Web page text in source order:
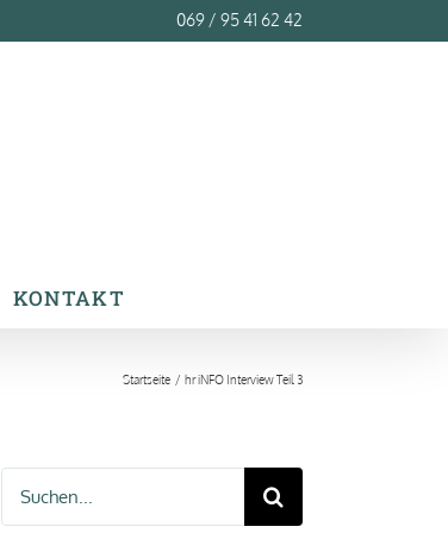
069 / 95 41 62 42
KONTAKT
Startseite hr iNFO Interview Teil 3
Suche
nach: